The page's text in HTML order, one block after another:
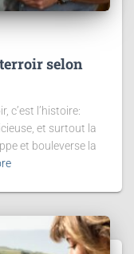
selon
c’est l’histoire:
et surtout la
et bouleverse la